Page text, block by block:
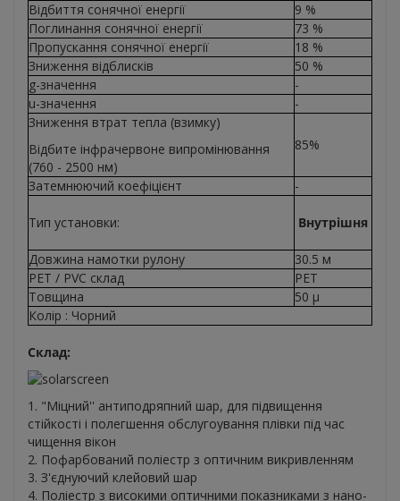
Відбиття сонячної енергії
9 %
Поглинання сонячної енергії
73 %
Пропускання сонячної енергії
18 %
Зниження відблисків
50 %
g-значення
-
u-значення
-
Зниження втрат тепла (взимку)
Відбите інфрачервоне випромінювання
(760 - 2500 нм)
85%
Затемнюючий коефіцієнт -
Тип установки: Внутрішня
Довжина намотки рулону
30.5 м
PET / PVC склад
PET
Товщина
50 μ
Колір : Чорний
Склад:
1. "Міцний'' антиподряпний шар, для підвищення
стійкості і полегшення обслугоування плівки під час
чищення вікон
2. Пофарбований поліестр з оптичним викривленням
3. З'єднуючий клейовий шар
4. Поліестр з високими оптичними показниками з нано-